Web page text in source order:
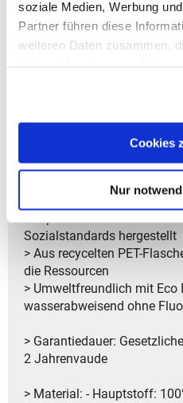
soziale Medien, Werbung
Partner führen diese
weiteren Daten zusammen,
Cookies
Nur
persönlich mit dem Namen
kennzeichnen
- Umweltfreundliche
- Ideal für den Lifestyle-
> GREEN SHAPE: Dieses
hat das Green Shape Label
nachhaltigen Materialien
> GRÜNER KNOPF: Dieses
Sozialstandards hergestellt
> Aus recycelten PET-
die Ressourcen
> Umweltfreundlich mit Eco
wasserabweisend ohne
> Garantiedauer:
2 Jahrenvaude
> Material: - Hauptstoff: